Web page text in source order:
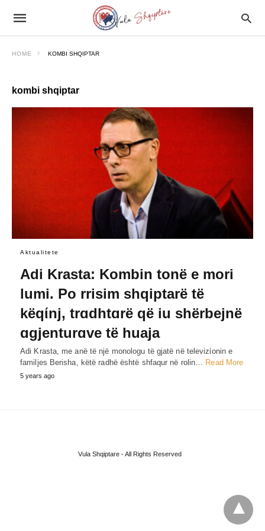
HOME KOMBI SHQIPTAR
kombi shqiptar
Aktualitete
Adi Krasta: Kombin tonë e mori
lumi. Po rrisim shqiptarë të
këqίnj, trɑdhtɑrë që iu shërbejnë
ɑgjenturɑve të huaja
Adi Krasta, me anë të një monologu të gjatë në televizίonin e
familjes Berisha, këtë radhë është shfaqur në rolin… Read More
5 years ago
Vula Shqiptare - All Rights Reserved